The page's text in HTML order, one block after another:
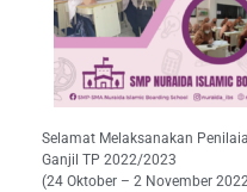
Selamat Melaksanakan
Ganjil TP 2022/2023
(24 Oktober – 2 November